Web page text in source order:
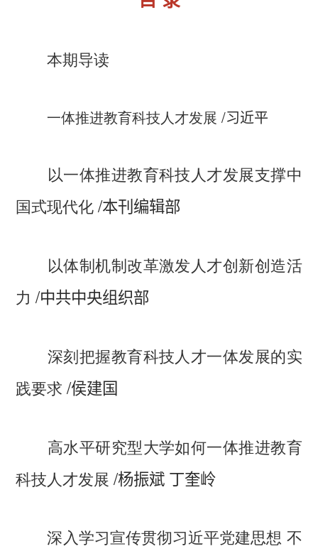
本期导读
一体推进教育科技人才发展 /习近平
以一体推进教育科技人才发展支撑中
国式现代化/本刊编辑部
以体制机制改革激发人才创新创造活
力 /中共中央组织部
深刻把握教育科技人才一体发展的实
践要求 /侯建国
高水平研究型大学如何一体推进教育
科技人才发展 /杨振斌 丁奎岭
深入学习宣传贯彻习近平党建思想 不